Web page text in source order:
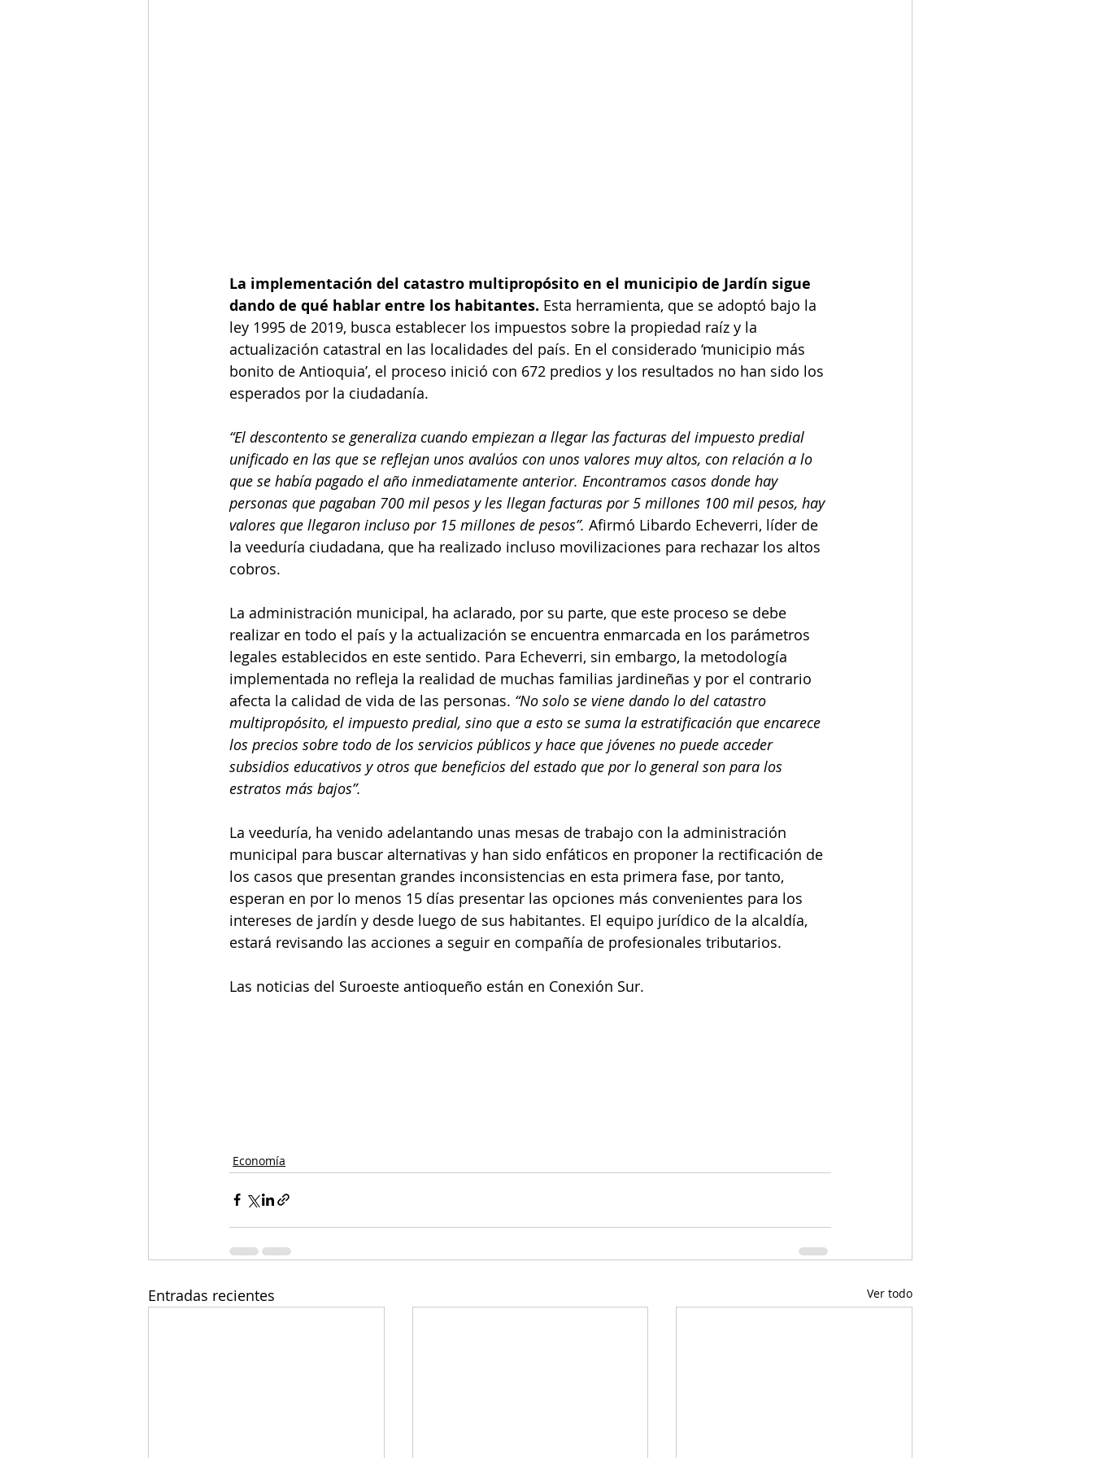
La implementación del catastro multipropósito en el municipio de Jardín sigue
dando de qué hablar entre los habitantes. Esta herramienta, que se adoptó bajo la
ley 1995 de 2019, busca establecer los impuestos sobre la propiedad raíz y la
actualización catastral en las localidades del país. En el considerado ‘municipio más
bonito de Antioquia’, el proceso inició con 672 predios y los resultados no han sido los
esperados por la ciudadanía.
“El descontento se generaliza cuando empiezan a llegar las facturas del impuesto predial
unificado en las que se reflejan unos avalúos con unos valores muy altos, con relación a lo
que se había pagado el año inmediatamente anterior. Encontramos casos donde hay
personas que pagaban 700 mil pesos y les llegan facturas por 5 millones 100 mil pesos, hay
valores que llegaron incluso por 15 millones de pesos”. Afirmó Libardo Echeverri, líder de
la veeduría ciudadana, que ha realizado incluso movilizaciones para rechazar los altos
cobros.
La administración municipal, ha aclarado, por su parte, que este proceso se debe
realizar en todo el país y la actualización se encuentra enmarcada en los parámetros
legales establecidos en este sentido. Para Echeverri, sin embargo, la metodología
implementada no refleja la realidad de muchas familias jardineñas y por el contrario
afecta la calidad de vida de las personas. “No solo se viene dando lo del catastro
multipropósito, el impuesto predial, sino que a esto se suma la estratificación que encarece
los precios sobre todo de los servicios públicos y hace que jóvenes no puede acceder
subsidios educativos y otros que beneficios del estado que por lo general son para los
estratos más bajos”.
La veeduría, ha venido adelantando unas mesas de trabajo con la administración
municipal para buscar alternativas y han sido enfáticos en proponer la rectificación de
los casos que presentan grandes inconsistencias en esta primera fase, por tanto,
esperan en por lo menos 15 días presentar las opciones más convenientes para los
intereses de jardín y desde luego de sus habitantes. El equipo jurídico de la alcaldía,
estará revisando las acciones a seguir en compañía de profesionales tributarios.
Las noticias del Suroeste antioqueño están en Conexión Sur.
Economía
Entradas recientes Ver todo